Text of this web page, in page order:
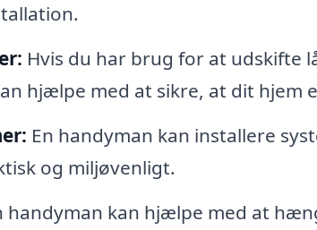
Hvis du har brug for at udskifte
hjælpe med at sikre, at dit hjem
En handyman kan installere
og miljøvenligt.
handyman kan hjælpe med at